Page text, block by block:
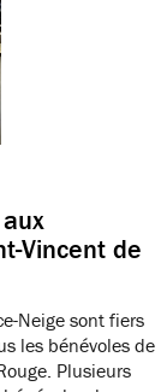
Vincent de
Neige sont fiers
les bénévoles de
Plusieurs